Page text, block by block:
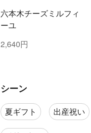
六本木チーズミルフィ
ーユ
2,640円
シーン
夏ギフト 出産祝い